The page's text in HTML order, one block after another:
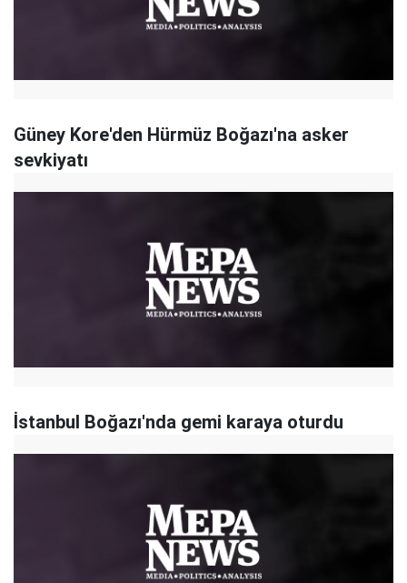
Güney Kore'den Hürmüz Boğazı'na asker
sevkiyatı
İstanbul Boğazı'nda gemi karaya oturdu